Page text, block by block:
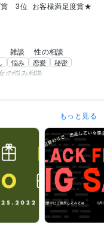
　3位 お客様満足度賞★
雑談 　性の相談
悩み 恋愛 秘密
の悩み相談
もっと見る